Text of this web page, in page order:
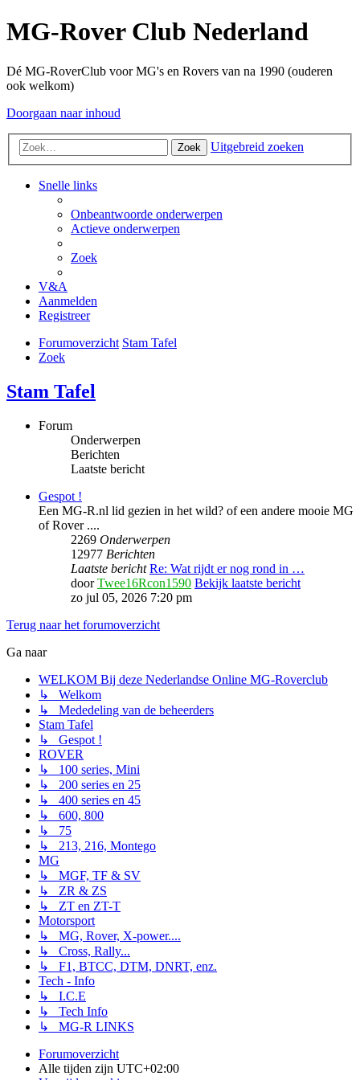
MG-Rover Club Nederland
Dé MG-RoverClub voor MG's en Rovers van na 1990 (ouderen
ook welkom)
Doorgaan naar inhoud
Zoek Uitgebreid zoeken
Snelle links
Onbeantwoorde onderwerpen
Actieve onderwerpen
Zoek
V&A
Aanmelden
Registreer
Forumoverzicht Stam Tafel
Zoek
Stam Tafel
Forum
Onderwerpen
Berichten
Laatste bericht
Gespot !
Een MG-R.nl lid gezien in het wild? of een andere mooie MG
of Rover ....
2269 Onderwerpen
12977 Berichten
Laatste bericht Re: Wat rijdt er nog rond in …
doorTwee16Rcon1590 Bekijk laatste bericht
zo jul 05, 2026 7:20 pm
Terug naar het forumoverzicht
Ga naar
WELKOM Bij deze Nederlandse Online MG-Roverclub
↳ Welkom
↳ Mededeling van de beheerders
Stam Tafel
↳ Gespot !
ROVER
↳ 100 series, Mini
↳ 200 series en 25
↳ 400 series en 45
↳ 600, 800
↳ 75
↳ 213, 216, Montego
MG
↳ MGF, TF & SV
↳ ZR & ZS
↳ ZT en ZT-T
Motorsport
↳ MG, Rover, X-power....
↳ Cross, Rally...
↳ F1, BTCC, DTM, DNRT, enz.
Tech - Info
↳ I.C.E
↳ Tech Info
↳ MG-R LINKS
Forumoverzicht
Alle tijden zijn UTC+02:00